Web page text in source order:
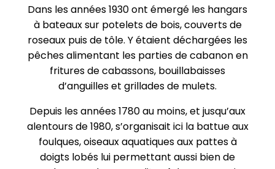
Dans les années 1930 ont émergé les hangars
à bateaux sur potelets de bois, couverts de
roseaux puis de tôle. Y étaient déchargées les
pêches alimentant les parties de cabanon en
fritures de cabassons, bouillabaisses
d’anguilles et grillades de mulets.
Depuis les années 1780 au moins, et jusqu’aux
alentours de 1980, s’organisait ici la battue aux
foulques, oiseaux aquatiques aux pattes à
doigts lobés lui permettant aussi bien de